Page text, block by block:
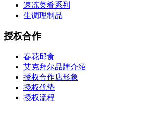
速冻菜肴系列
生调理制品
授权合作
春花邱食
艾克拜尔品牌介绍
授权合作店形象
授权优势
授权流程